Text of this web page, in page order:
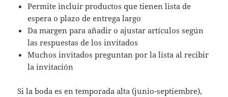
Permite incluir productos que tienen lista de
espera o plazo de entrega largo
Da margen para añadir o ajustar artículos según
las respuestas de los invitados
Muchos invitados preguntan por la lista al recibir
la invitación
Si la boda es en temporada alta (junio-septiembre),